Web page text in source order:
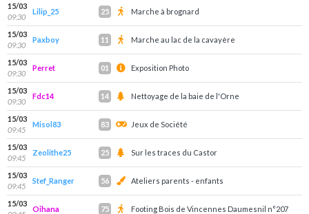
15/03
09:30
Lilip_25 25 Marche à brognard
15/03
09:30
Paxboy 11 Marche au lac de la cavayère
15/03
09:30
Perret 01 Exposition Photo
15/03
09:30
Fdc14 14 Nettoyage de la baie de l'Orne
15/03
09:45
Misol83 83 Jeux de Société
15/03
09:45
Zeolithe25 25 Sur les traces du Castor
15/03
09:45
Stef_Ranger 56 Ateliers parents - enfants
15/03
Oihana 75 Footing Bois de Vincennes Daumesnil n°207